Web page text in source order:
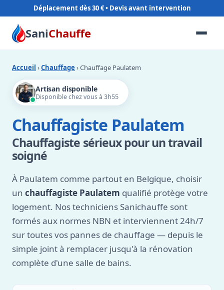
Déplacement dès 30 €
SaniChauffe
Accueil ›Chauffage › Chauffage Paulatem
Artisan disponible
Disponible chez vous à 3h55
Chauffagiste Paulatem
Chauffagiste sérieux pour un travail
soigné
À Paulatem comme partout en Belgique, choisir
un chauffagiste Paulatem qualifié protège votre
logement. Nos techniciens Sanichauffe sont
formés aux normes NBN et interviennent 24h/7
sur toutes vos pannes de chauffage — depuis le
simple joint à remplacer jusqu'à la rénovation
complète d'une salle de bains.